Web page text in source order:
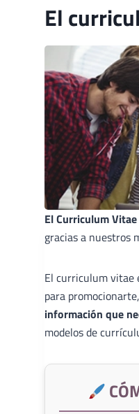
El
El Curriculum Vitae
gracias a nuestros
El curriculum vitae
para
información que
modelos de